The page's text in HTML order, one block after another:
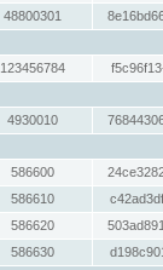
48800301
123456784
4930010
586600
586610
586620
586630